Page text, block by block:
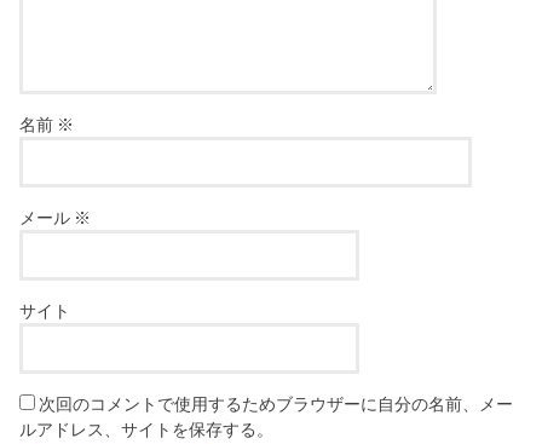
名前 ※
メール ※
サイト
次回のコメントで使用するためブラウザーに自分の名前、メー
ルアドレス、サイトを保存する。